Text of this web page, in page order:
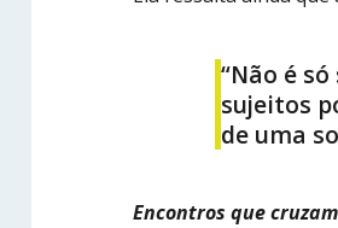
“Não é
sujeitos
de uma
Encontros que